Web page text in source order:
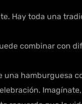
Hay toda una
combinar con
una hamburguesa